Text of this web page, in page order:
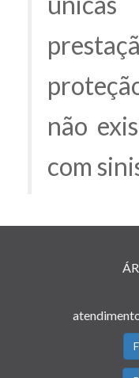
não
com